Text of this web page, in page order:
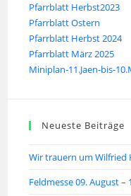
Pfarrblatt Herbst2023
Pfarrblatt Ostern
Pfarrblatt Herbst 2024
Pfarrblatt März 2025
Miniplan-11.Jaen-bis-
Neueste Beiträge
Wir trauern um Wilfried
Feldmesse 09. August